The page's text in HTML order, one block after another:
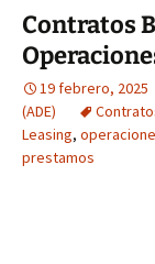
Contratos
19 febrero, 2025
(ADE)
Leasing,
prestamos